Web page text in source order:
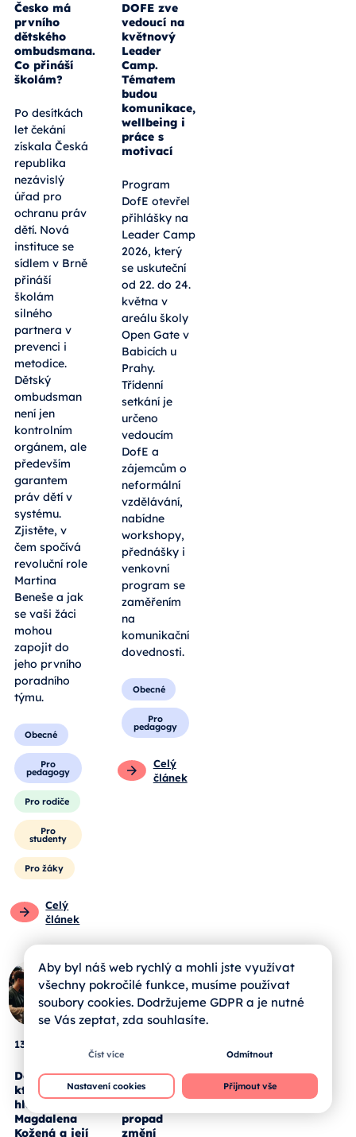
Česko má
prvního
dětského
ombudsmana.
Co přináší
školám?
Po desítkách
let čekání
získala Česká
republika
nezávislý
úřad pro
ochranu práv
dětí. Nová
instituce se
sídlem v Brně
přináší
školám
silného
partnera v
prevenci i
metodice.
Dětský
ombudsman
není jen
kontrolním
orgánem, ale
především
garantem
práv dětí v
systému.
Zjistěte, v
čem spočívá
revoluční role
Martina
Beneše a jak
se vaši žáci
mohou
zapojit do
jeho prvního
poradního
týmu.
Obecné
Pro
pedagogy
Pro rodiče
Pro
studenty
Pro žáky
Celý
článek
DOFE zve
vedoucí na
květnový
Leader
Camp.
Tématem
budou
komunikace,
wellbeing i
práce s
motivací
Program
DofE otevřel
přihlášky na
Leader Camp
2026, který
se uskuteční
od 22. do 24.
května v
areálu školy
Open Gate v
Babicích u
Prahy.
Třídenní
setkání je
určeno
vedoucím
DofE a
zájemcům o
neformální
vzdělávání,
nabídne
workshopy,
přednášky i
venkovní
program se
zaměřením
na
komunikační
dovednosti.
Obecné
Pro
pedagogy
Celý
článek
13. 05. 2026
Deset let,
která dala
hlas talentu.
Magdalena
Kožená a její
Méně dětí ve
třídách. Jak
propad
změní
Aby byl náš web rychlý a mohli jste využívat
všechny pokročilé funkce, musíme používat
soubory cookies. Dodržujeme GDPR a je nutné
se Vás zeptat, zda souhlasíte.
Číst více Odmítnout
Nastavení cookies Přijmout vše